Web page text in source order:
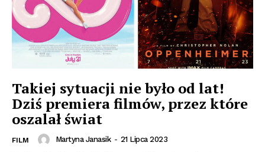
Takiej sytuacji nie było od lat!
Dziś premiera filmów, przez które
oszalał świat
FILM Martyna Janasik - 21 Lipca 2023